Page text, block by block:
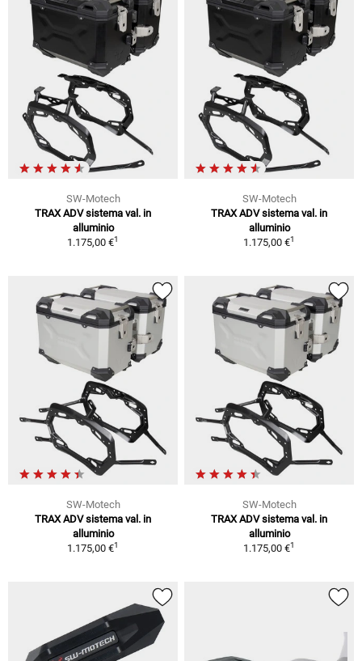
SW-Motech
TRAX ADV sistema val. in
alluminio
1.175,00 €1
SW-Motech
TRAX ADV sistema val. in
alluminio
1.175,00 €1
SW-Motech
TRAX ADV sistema val. in
alluminio
1.175,00 €1
SW-Motech
TRAX ADV sistema val. in
alluminio
1.175,00 €1